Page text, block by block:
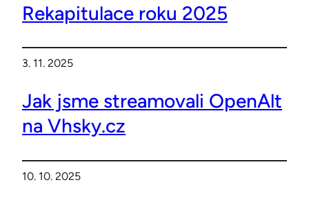
Rekapitulace roku 2025
3. 11. 2025
Jak jsme streamovali OpenAlt
na Vhsky.cz
10. 10. 2025